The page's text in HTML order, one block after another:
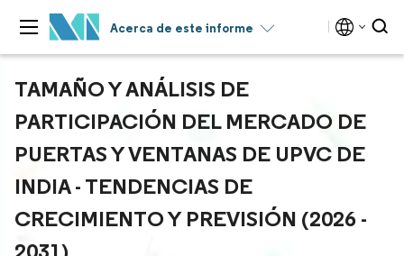
Acerca de este informe
TAMAÑO Y ANÁLISIS DE
PARTICIPACIÓN DEL MERCADO DE
PUERTAS Y VENTANAS DE UPVC DE
INDIA - TENDENCIAS DE
CRECIMIENTO Y PREVISIÓN (2026 -
2031)